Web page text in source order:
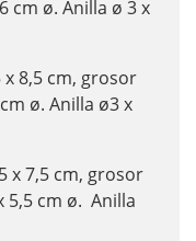
cm ø. Anilla ø 3 x
x 8,5 cm, grosor
ø. Anilla ø3 x
x 7,5 cm, grosor
5,5 cm ø. Anilla